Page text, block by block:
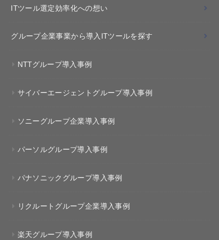
ITツール選定効率化への想い
グループ企業事業から導入ITツールを探す
NTTグループ導入事例
サイバーエージェントグループ導入事例
ソニーグループ企業導入事例
パーソルグループ導入事例
パナソニックグループ導入事例
リクルートグループ企業導入事例
楽天グループ導入事例